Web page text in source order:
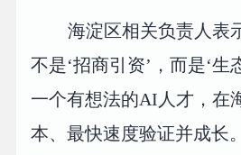
海淀区相关负责人表
不是‘招商引资’，而是‘
一个有想法的AI人才，在
本、最快速度验证并成长